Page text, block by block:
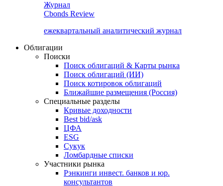
Журнал
Cbonds Review
ежеквартальный аналитический журнал
Облигации
Поиски
Поиск облигаций & Карты рынка
Поиск облигаций (ИИ)
Поиск котировок облигаций
Ближайшие размещения (Россия)
Специальные разделы
Кривые доходности
Best bid/ask
ЦФА
ESG
Сукук
Ломбардные списки
Участники рынка
Рэнкинги инвест. банков и юр.
консультантов